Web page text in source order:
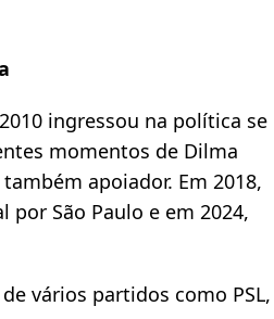
ingressou na política se
momentos de Dilma
apoiador. Em 2018,
por São Paulo e em 2024,
vários partidos como PSL,